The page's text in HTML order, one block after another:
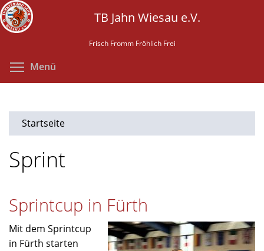
Direkt
zum
Inhalt
TB Jahn Wiesau e.V.
Frisch Fromm Fröhlich Frei
Menü
Startseite
Sprint
Sprintcup in Fürth
Mit dem Sprintcup
in Fürth starten